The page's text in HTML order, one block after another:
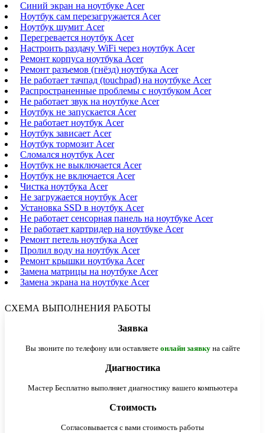
Синий экран на ноутбуке Acer
Ноутбук сам перезагружается Acer
Ноутбук шумит Acer
Перегревается ноутбук Acer
Настроить раздачу WiFi через ноутбук Acer
Ремонт корпуса ноутбука Acer
Ремонт разъемов (гнёзд) ноутбука Acer
Не работает тачпад (touchpad) на ноутбуке Acer
Распространенные проблемы с ноутбуком Acer
Не работает звук на ноутбуке Acer
Ноутбук не запускается Acer
Не работает ноутбук Acer
Ноутбук зависает Acer
Ноутбук тормозит Acer
Сломался ноутбук Acer
Ноутбук не выключается Acer
Ноутбук не включается Acer
Чистка ноутбука Acer
Не загружается ноутбук Acer
Установка SSD в ноутбук Acer
Не работает сенсорная панель на ноутбуке Acer
Не работает картридер на ноутбуке Acer
Ремонт петель ноутбука Acer
Пролил воду на ноутбук Acer
Ремонт крышки ноутбука Acer
Замена матрицы на ноутбуке Acer
Замена экрана на ноутбуке Acer
СХЕМА ВЫПОЛНЕНИЯ РАБОТЫ
Заявка
Вы звоните по телефону или оставляете онлайн заявкуна сайте
Диагностика
Мастер Бесплатно выполняет диагностику вашего компьютера
Стоимость
Согласовывается с вами стоимость работы